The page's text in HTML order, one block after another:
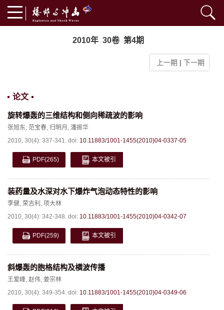
2010年 30卷 第4期
上一期 | 下一期
论文
旋转爆轰的三维结构和侧向稀疏波的影响
张旭东, 范宝春, 归明月 , 潘振华
2010, 30(4): 337-341. doi: 10.11883/1001-1455(2010)04-0337-05
PDF(265) 本文被引
装药量及水深对水下爆炸气泡动态特性的影响
李健, 荣吉利 , 项大林
2010, 30(4): 342-348. doi: 10.11883/1001-1455(2010)04-0342-07
PDF(259) 本文被引
斜爆轰的胞格结构及横波传播
王爱峰, 赵伟, 姜宗林
2010, 30(4): 349-354. doi: 10.11883/1001-1455(2010)04-0349-06